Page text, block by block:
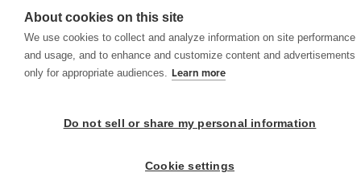
enseignants is proudly powered by WordPress. Built bySlipFire Web Development
About cookies on this site
We use cookies to collect and analyze information on site performance
and usage, and to enhance and customize content and advertisements
only for appropriate audiences. Learn more
Do not sell or share my personal information
Cookie settings